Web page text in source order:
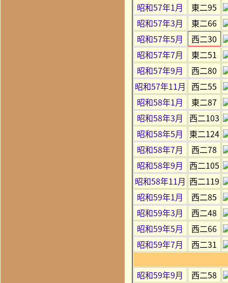
昭和57年1月
東二95
昭和57年3月
東二66
昭和57年5月
西二30
昭和57年7月
東二51
昭和57年9月
西二80
昭和57年11月 西二55
昭和58年1月
東二87
昭和58年3月
西二103
昭和58年5月
東二124
昭和58年7月
西二78
昭和58年9月
西二105
昭和58年11月 西二119
昭和59年1月
西二85
昭和59年3月
西二48
昭和59年5月
西二66
昭和59年7月
西二31
昭和59年9月
西二58